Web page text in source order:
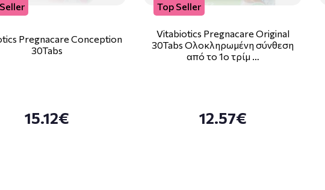
Pregnacare Conception
30Tabs
15.12€
Top Seller
Vitabiotics Pregnacare Original
30Tabs Ολοκληρωμένη σύνθεση
από το 1ο τρίμ …
12.57€